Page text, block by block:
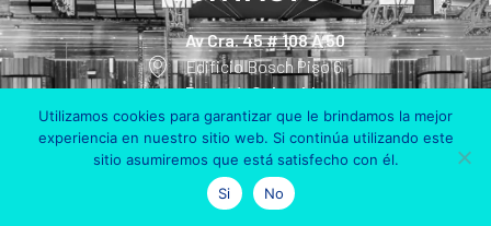
Av Cra. 45 # 108 A 50
Edificio Bosch Piso 6
Bogotá, Colombia
+57 311 801 90 30
info@alsum.co
Utilizamos cookies para garantizar que le brindamos la mejor
experiencia en nuestro sitio web. Si continúa utilizando este
sitio asumiremos que está satisfecho con él.
Si
No